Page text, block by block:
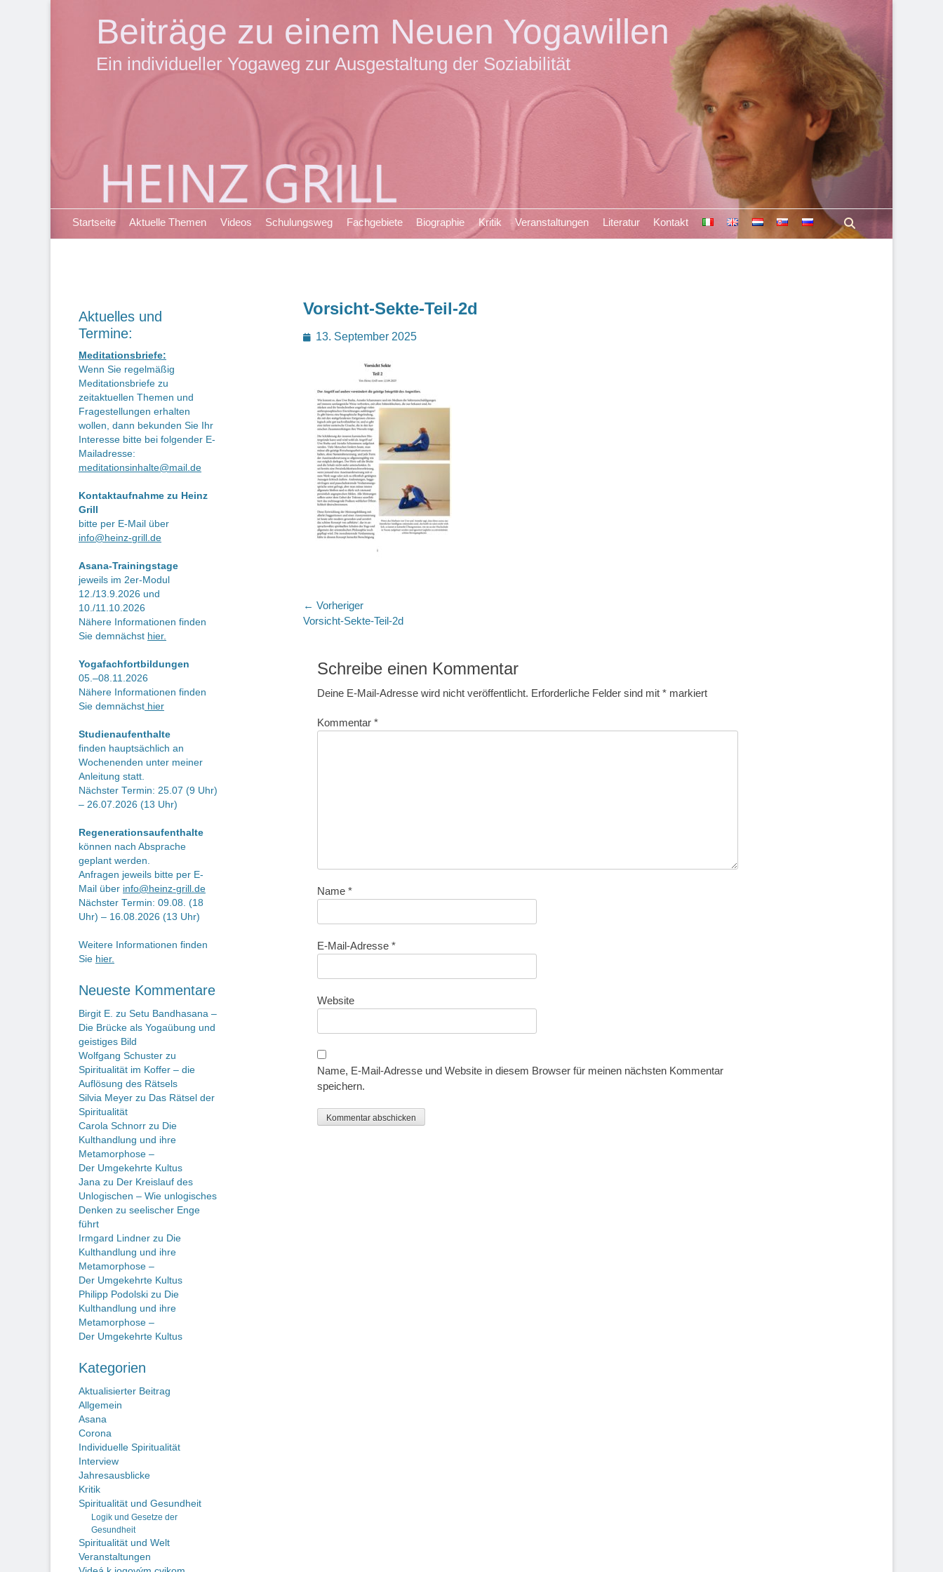
Beiträge zu einem Neuen Yogawillen
Ein individueller Yogaweg zur Ausgestaltung der Soziabilität
Primäres Menü
ZumStartseite Aktuelle Themen Videos Schulungsweg Fachgebiete Biographie Kritik Veranstaltungen Literatur Kontakt
Vorsicht-Sekte-Teil-2d
Posted
13. September 2025
Beitragsnavigation
← Vorheriger
Vorheriger
Vorsicht-Sekte-Teil-2d
Schreibe einen Kommentar
Deine E-Mail-Adresse wird nicht veröffentlicht. Erforderliche Felder sind mit * markiert
Kommentar *
Name *
E-Mail-Adresse *
Website
Name, E-Mail-Adresse und Website in diesem Browser für meinen nächsten Kommentar
speichern.
Aktuelles und
Termine:
Meditationsbriefe:
Wenn Sie regelmäßig
Meditationsbriefe zu
zeitaktuellen Themen und
Fragestellungen erhalten
wollen, dann bekunden Sie Ihr
Interesse bitte bei folgender E-
Mailadresse:
meditationsinhalte@mail.de
Kontaktaufnahme zu Heinz
Grill
bitte per E-Mail über
info@heinz-grill.de
Asana-Trainingstage
jeweils im 2er-Modul
12./13.9.2026 und
10./11.10.2026
Nähere Informationen finden
Sie demnächst hier.
Yogafachfortbildungen
05.–08.11.2026
Nähere Informationen finden
Sie demnächst hier
Studienaufenthalte
finden hauptsächlich an
Wochenenden unter meiner
Anleitung statt.
Nächster Termin: 25.07 (9 Uhr)
– 26.07.2026 (13 Uhr)
Regenerationsaufenthalte
können nach Absprache
geplant werden.
Anfragen jeweils bitte per E-
Mail über info@heinz-grill.de
Nächster Termin: 09.08. (18
Uhr) – 16.08.2026 (13 Uhr)
Weitere Informationen finden
Sie hier.
Neueste Kommentare
Birgit E. zu Setu Bandhasana –
Die Brücke als Yogaübung und
geistiges Bild
Wolfgang Schuster zu
Spiritualität im Koffer – die
Auflösung des Rätsels
Silvia Meyer zu Das Rätsel der
Spiritualität
Carola Schnorr zu Die
Kulthandlung und ihre
Metamorphose –
Der Umgekehrte Kultus
Jana zu Der Kreislauf des
Unlogischen – Wie unlogisches
Denken zu seelischer Enge
führt
Irmgard Lindner zu Die
Kulthandlung und ihre
Metamorphose –
Der Umgekehrte Kultus
Philipp Podolski zu Die
Kulthandlung und ihre
Metamorphose –
Der Umgekehrte Kultus
Kategorien
Aktualisierter Beitrag
Allgemein
Asana
Corona
Individuelle Spiritualität
Interview
Jahresausblicke
Kritik
Spiritualität und Gesundheit
Logik und Gesetze der
Gesundheit
Spiritualität und Welt
Veranstaltungen